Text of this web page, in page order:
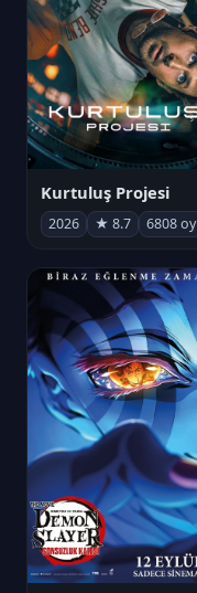
Kurtuluş Projesi
2026 ★ 8.7 6808 oy